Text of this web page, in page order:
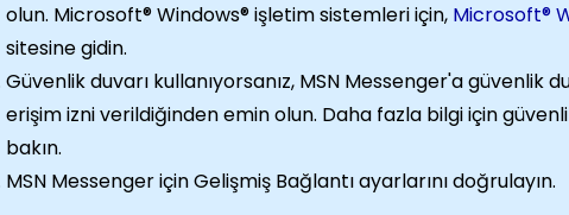
olun. Microsoft® Windows® işletim sistemleri için, Microsoft®
sitesine gidin.
Güvenlik duvarı kullanıyorsanız, MSN Messenger'a güvenlik
erişim izni verildiğinden emin olun. Daha fazla bilgi için
bakın.
MSN Messenger için Gelişmiş Bağlantı ayarlarını doğrulayın.